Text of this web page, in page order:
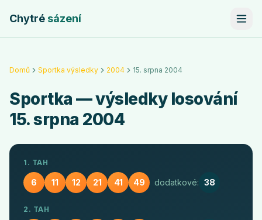
Chytrésázení
Domů Sportka výsledky 2004 15. srpna 2004
Sportka — výsledky losování
15. srpna 2004
1. TAH
6 11 12 21 41 49 dodatkové: 38
2. TAH